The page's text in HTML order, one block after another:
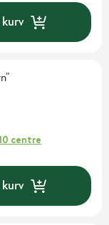
centre